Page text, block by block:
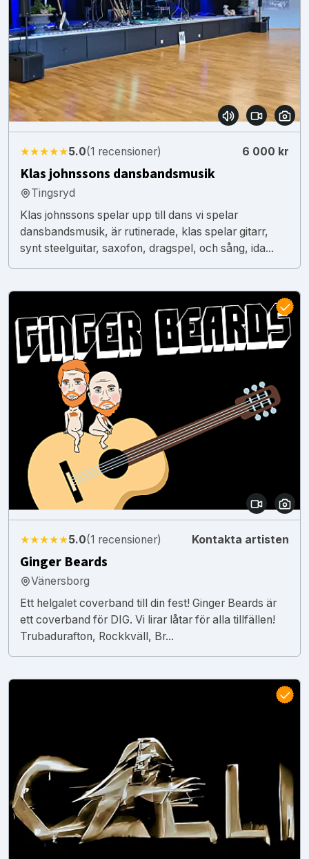
★★★★★5.0(1 recensioner) 6 000 kr
Klas johnssons dansbandsmusik
Tingsryd
Klas johnssons spelar upp till dans vi spelar
dansbandsmusik, är rutinerade, klas spelar gitarr,
synt steelguitar, saxofon, dragspel, och sång, ida...
★★★★★5.0(1 recensioner) Kontakta artisten
Ginger Beards
Vänersborg
Ett helgalet coverband till din fest! Ginger Beards är
ett coverband för DIG. Vi lirar låtar för alla tillfällen!
Trubadurafton, Rockkväll, Br...